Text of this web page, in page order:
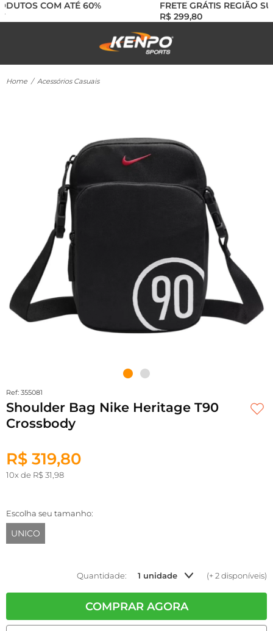
COM ATÉ 60%
FRETE GRÁTIS REGIÃO
R$ 299,80
Home / Acessórios Casuais
Ref: 355081
Shoulder Bag Nike Heritage T90
Crossbody
R$ 319,80
10x de R$ 31,98
Escolha seu tamanho:
UNICO
Quantidade: 1 unidade (+ 2 disponíveis)
COMPRAR AGORA